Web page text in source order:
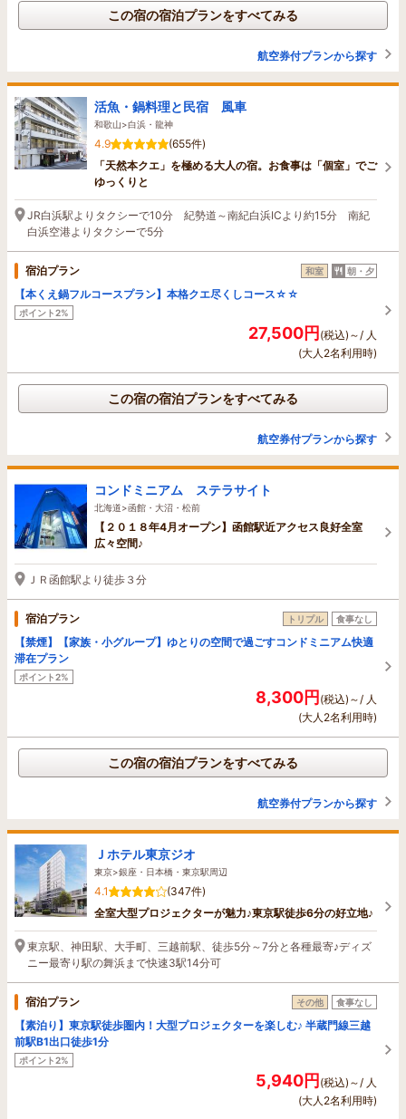
この宿の宿泊プランをすべてみる
航空券付プランから探す
活魚・鍋料理と民宿 風車
和歌山>白浜・龍神
4.9
(655件)
「天然本クエ」を極める大人の宿。お食事は「個室」でご
ゆっくりと
JR白浜駅よりタクシーで10分 紀勢道～南紀白浜ICより約15分 南紀
白浜空港よりタクシーで5分
宿泊プラン 和室 朝・夕
【本くえ鍋フルコースプラン】本格クエ尽くしコース☆☆
ポイント2%
27,500円(税込)～/ 人
(大人2名利用時)
この宿の宿泊プランをすべてみる
航空券付プランから探す
コンドミニアム ステラサイト
北海道>函館・大沼・松前
【２０１８年4月オープン】函館駅近アクセス良好全室
広々空間♪
ＪＲ函館駅より徒歩３分
宿泊プラン トリプル 食事なし
【禁煙】【家族・小グループ】ゆとりの空間で過ごすコンドミニアム快適
滞在プラン
ポイント2%
8,300円(税込)～/ 人
(大人2名利用時)
この宿の宿泊プランをすべてみる
航空券付プランから探す
Ｊホテル東京ジオ
東京>銀座・日本橋・東京駅周辺
4.1
(347件)
全室大型プロジェクターが魅力♪東京駅徒歩6分の好立地♪
東京駅、神田駅、大手町、三越前駅、徒歩5分～7分と各種最寄♪ディズ
ニー最寄り駅の舞浜まで快速3駅14分可
宿泊プラン その他 食事なし
【素泊り】東京駅徒歩圏内！大型プロジェクターを楽しむ♪ 半蔵門線三越
前駅B1出口徒歩1分
ポイント2%
5,940円(税込)～/ 人
(大人2名利用時)